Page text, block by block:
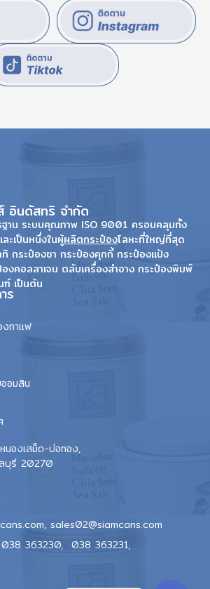
อินดัสทริ จำกัด
ฐาน ระบบคุณภาพ ISO 9001 ครอบคลุมทั้ง
ะเป็นหนึ่งในผู้ผลิตกระป๋องโลหะที่ใหญ่ที่สุด
ทิ กระป๋องชา กระป๋องคุกกี้ กระป๋องแป้ง
งคอลลาเจน ตลับเครื่องสำอาง กระป๋องพิมพ์
เป็นต้น
ร
งกาแฟ
อมสิน
องเสม็ด-บ่อทอง,
บุรี 20270
, sales02@siamcans.com
038 363230, 038 363231,